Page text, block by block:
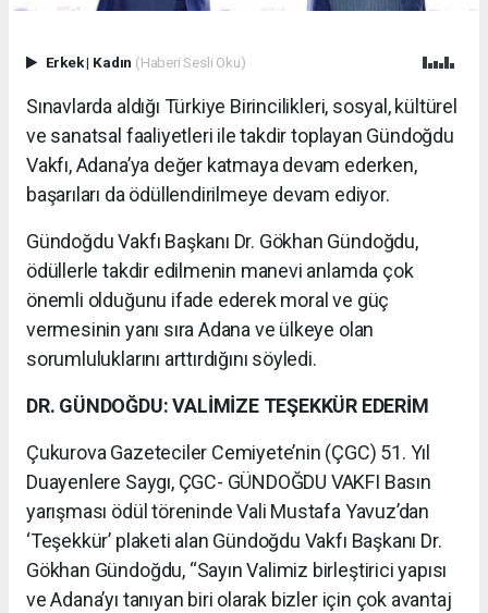
Erkek| Kadın (Haberi Sesli Oku)
Sınavlarda aldığı Türkiye Birincilikleri, sosyal, kültürel
ve sanatsal faaliyetleri ile takdir toplayan Gündoğdu
Vakfı, Adana’ya değer katmaya devam ederken,
başarıları da ödüllendirilmeye devam ediyor.
Gündoğdu Vakfı Başkanı Dr. Gökhan Gündoğdu,
ödüllerle takdir edilmenin manevi anlamda çok
önemli olduğunu ifade ederek moral ve güç
vermesinin yanı sıra Adana ve ülkeye olan
sorumluluklarını arttırdığını söyledi.
DR. GÜNDOĞDU: VALİMİZE TEŞEKKÜR EDERİM
Çukurova Gazeteciler Cemiyete’nin (ÇGC) 51. Yıl
Duayenlere Saygı, ÇGC- GÜNDOĞDU VAKFI Basın
yarışması ödül töreninde Vali Mustafa Yavuz’dan
‘Teşekkür’ plaketi alan Gündoğdu Vakfı Başkanı Dr.
Gökhan Gündoğdu, “Sayın Valimiz birleştirici yapısı
ve Adana’yı tanıyan biri olarak bizler için çok avantaj